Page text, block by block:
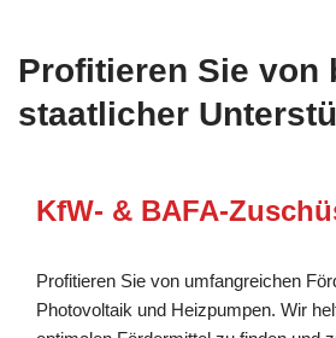
Profitieren Sie von
staatlicher
KfW- & BAFA-
Profitieren Sie von umfangreichen
Photovoltaik und Heizpumpen. Wir